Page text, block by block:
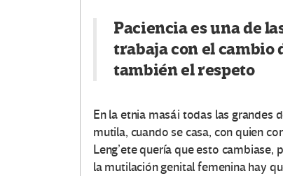
Paciencia es una de
trabaja con el cambio
también el respeto
En la etnia masái todas las grandes
mutila, cuando se casa, con quien
Leng’ete quería que esto cambiase,
la mutilación genital femenina hay